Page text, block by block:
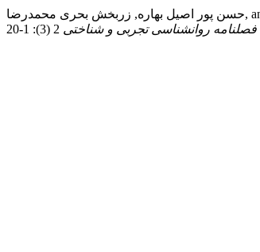
حسن پور اصیل بهاره, زربخش بحری محمدرضا, and حمزه پور حقیقی طاهره. 1404. “مقایسه اثربخشی طرحواره‌درمانی گروهی و برنامه کاهش استرس مبتنی ‌بر ذهن‌آگاهی بر نشانگان روانشناختی، باورهای
فصلنامه روانشناسی تجربی و شناختی